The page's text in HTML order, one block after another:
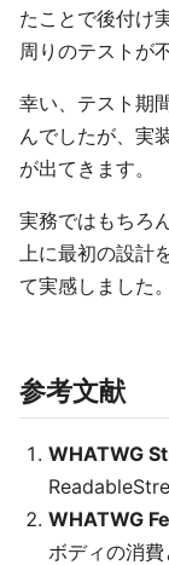
たことで後付け
周りのテストが
幸い、テスト期
んでしたが、実
が出てきます。
実務ではもちろ
上に最初の設計
て実感しました。
参考文献
WHATWG
WHATWG
ボディの消